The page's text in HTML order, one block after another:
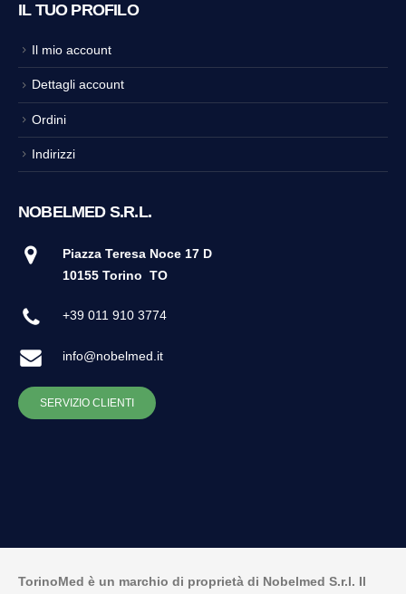
IL TUO PROFILO
Il mio account
Dettagli account
Ordini
Indirizzi
NOBELMED S.R.L.
Piazza Teresa Noce 17 D
10155 Torino TO
+39 011 910 3774
info@nobelmed.it
SERVIZIO CLIENTI
TorinoMed è un marchio di proprietà di Nobelmed S.r.l. Il